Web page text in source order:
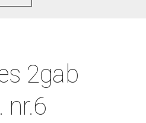
2gab
nr.6